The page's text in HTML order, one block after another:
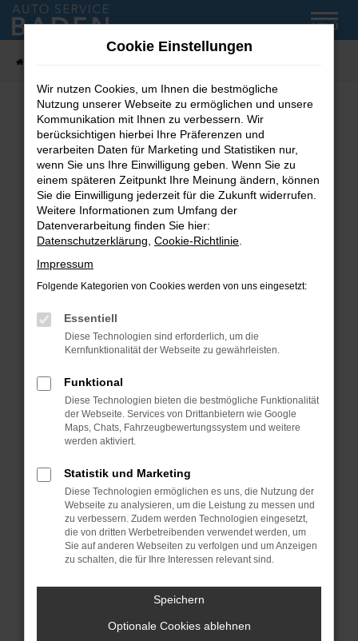
Zum
Hauptinhalt
MENÜ
Fehler: Network Error
Beim Laden ist ein Fehler aufgetreten.
Hier sind ein paar Tipps, die dir helfen können:
Überprüfe deine Firewall und deine
Internetverbindung.
Laden andere Webseiten, zum Beispiel deine
Suchmaschine?
Prüfe deine Browsererweiterungen.
können das Laden bestimmter Seiten
verhindern. Funktioniert die Seite in einem
Fenster?
Starte dein Gerät neu.
Das kann manchmal helfen, vorübergehende
Probleme zu beheben.
Betriebssystem auf dem neuesten Stand
sind.
Veraltete Software birgt nicht nur ein
Sicherheitsrisiko, sondern kann auch dazu
führen, dass bestimmte Funktionen nicht mehr
unterstützt werden.
Wende dich an den Webseitenbetreiber.
Wenn du alle oben genannten Schritte versucht
hast, kontaktiere uns bitte. Wir werden
Cookie Einstellungen
Wir nutzen Cookies, um Ihnen die bestmögliche
Nutzung unserer Webseite zu ermöglichen und unsere
Kommunikation mit Ihnen zu verbessern. Wir
berücksichtigen hierbei Ihre Präferenzen und
verarbeiten Daten für Marketing und Statistiken nur,
wenn Sie uns Ihre Einwilligung geben. Wenn Sie zu
einem späteren Zeitpunkt Ihre Meinung ändern, können
Sie die Einwilligung jederzeit für die Zukunft widerrufen.
Weitere Informationen zum Umfang der
Datenverarbeitung finden Sie hier:
Datenschutzerklärung Cookie-Richtlinie
Impressum
Folgende Kategorien von Cookies werden von uns eingesetzt:
Essentiell
Diese Technologien sind erforderlich, um die
Kernfunktionalität der Webseite zu gewährleisten.
Funktional
Diese Technologien bieten die bestmögliche Funktionalität
der Webseite. Services von Drittanbietern wie Google
Maps, Chats, Fahrzeugbewertungssystem und weitere
werden aktiviert.
Statistik und Marketing
Diese Technologien ermöglichen es uns, die Nutzung der
Webseite zu analysieren, um die Leistung zu messen und
zu verbessern. Zudem werden Technologien eingesetzt,
die von dritten Werbetreibenden verwendet werden, um
Sie auf anderen Webseiten zu verfolgen und um Anzeigen
zu schalten, die für Ihre Interessen relevant sind.
Speichern
Optionale Cookies ablehnen